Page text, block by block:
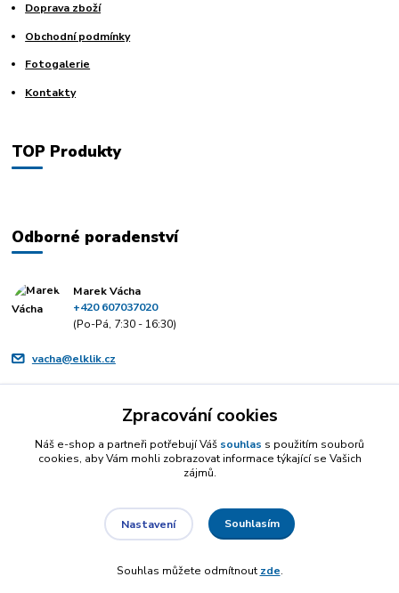
Doprava zboží
Obchodní podmínky
Fotogalerie
Kontakty
TOP Produkty
Odborné poradenství
Marek Vácha
+420 607037020
(Po-Pá, 7:30 - 16:30)
vacha@elklik.cz
Vytvořeno na Eshop-rychle.cz
Zpracování cookies
Náš e-shop a partneři potřebují Váš souhlas s použitím souborů
cookies, aby Vám mohli zobrazovat informace týkající se Vašich
zájmů.
Nastavení Souhlasím
Souhlas můžete odmítnout zde.